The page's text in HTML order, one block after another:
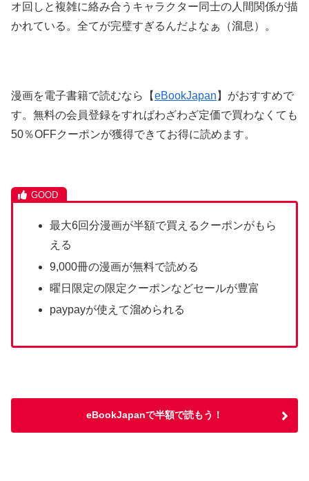
オ回しと複雑に絡み合うキャラクター同士の人間関係が描
かれている。全てが完璧すぎるんだよなぁ（溜息）。
漫画を電子書籍で読むなら【eBookJapan 】がおすすめで
す。無料の会員登録をすればわざわざ定価で買わなくても
50％OFFクーポンが獲得できてお得に読めます。
最大6回分漫画が半額で買えるクーポンがもら
える
9,000冊の漫画が無料で読める
曜日限定の限定クーポンなどセールが豊富
paypayが使えて溜められる
eBookJapanで半額で読もう！